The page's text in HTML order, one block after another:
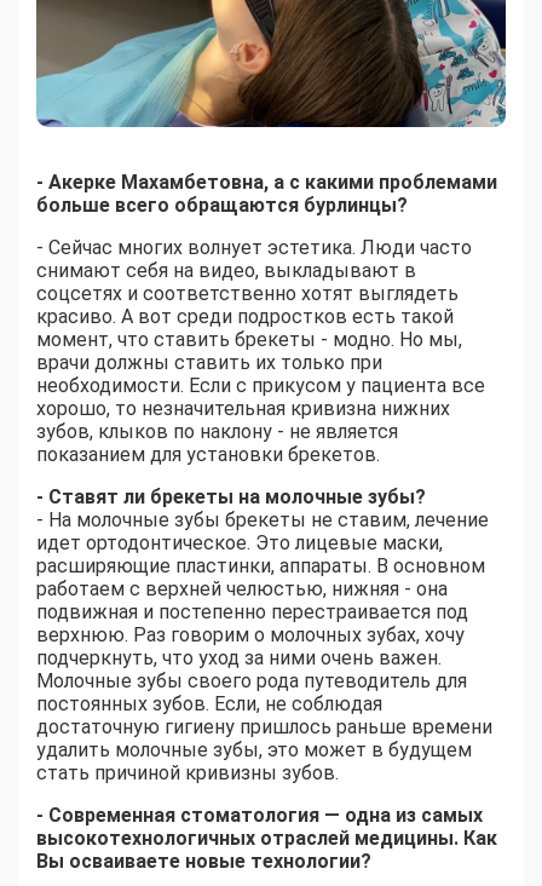
- Акерке Махамбетовна, а с какими проблемами
больше всего обращаются бурлинцы?
- Сейчас многих волнует эстетика. Люди часто
снимают себя на видео, выкладывают в
соцсетях и соответственно хотят выглядеть
красиво. А вот среди подростков есть такой
момент, что ставить брекеты - модно. Но мы,
врачи должны ставить их только при
необходимости. Если с прикусом у пациента все
хорошо, то незначительная кривизна нижних
зубов, клыков по наклону - не является
показанием для установки брекетов.
- Ставят ли брекеты на молочные зубы?
- На молочные зубы брекеты не ставим, лечение
идет ортодонтическое. Это лицевые маски,
расширяющие пластинки, аппараты. В основном
работаем с верхней челюстью, нижняя - она
подвижная и постепенно перестраивается под
верхнюю. Раз говорим о молочных зубах, хочу
подчеркнуть, что уход за ними очень важен.
Молочные зубы своего рода путеводитель для
постоянных зубов. Если, не соблюдая
достаточную гигиену пришлось раньше времени
удалить молочные зубы, это может в будущем
стать причиной кривизны зубов.
- Современная стоматология — одна из самых
высокотехнологичных отраслей медицины. Как
Вы осваиваете новые технологии?